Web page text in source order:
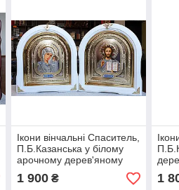
Ікони вінчальні Спаситель,
П.Б.Казанська у білому
арочному дерев'яному
кіоті під склом, розмір
кіота 28*25 сюжет 15*18.
1 900₴ 1